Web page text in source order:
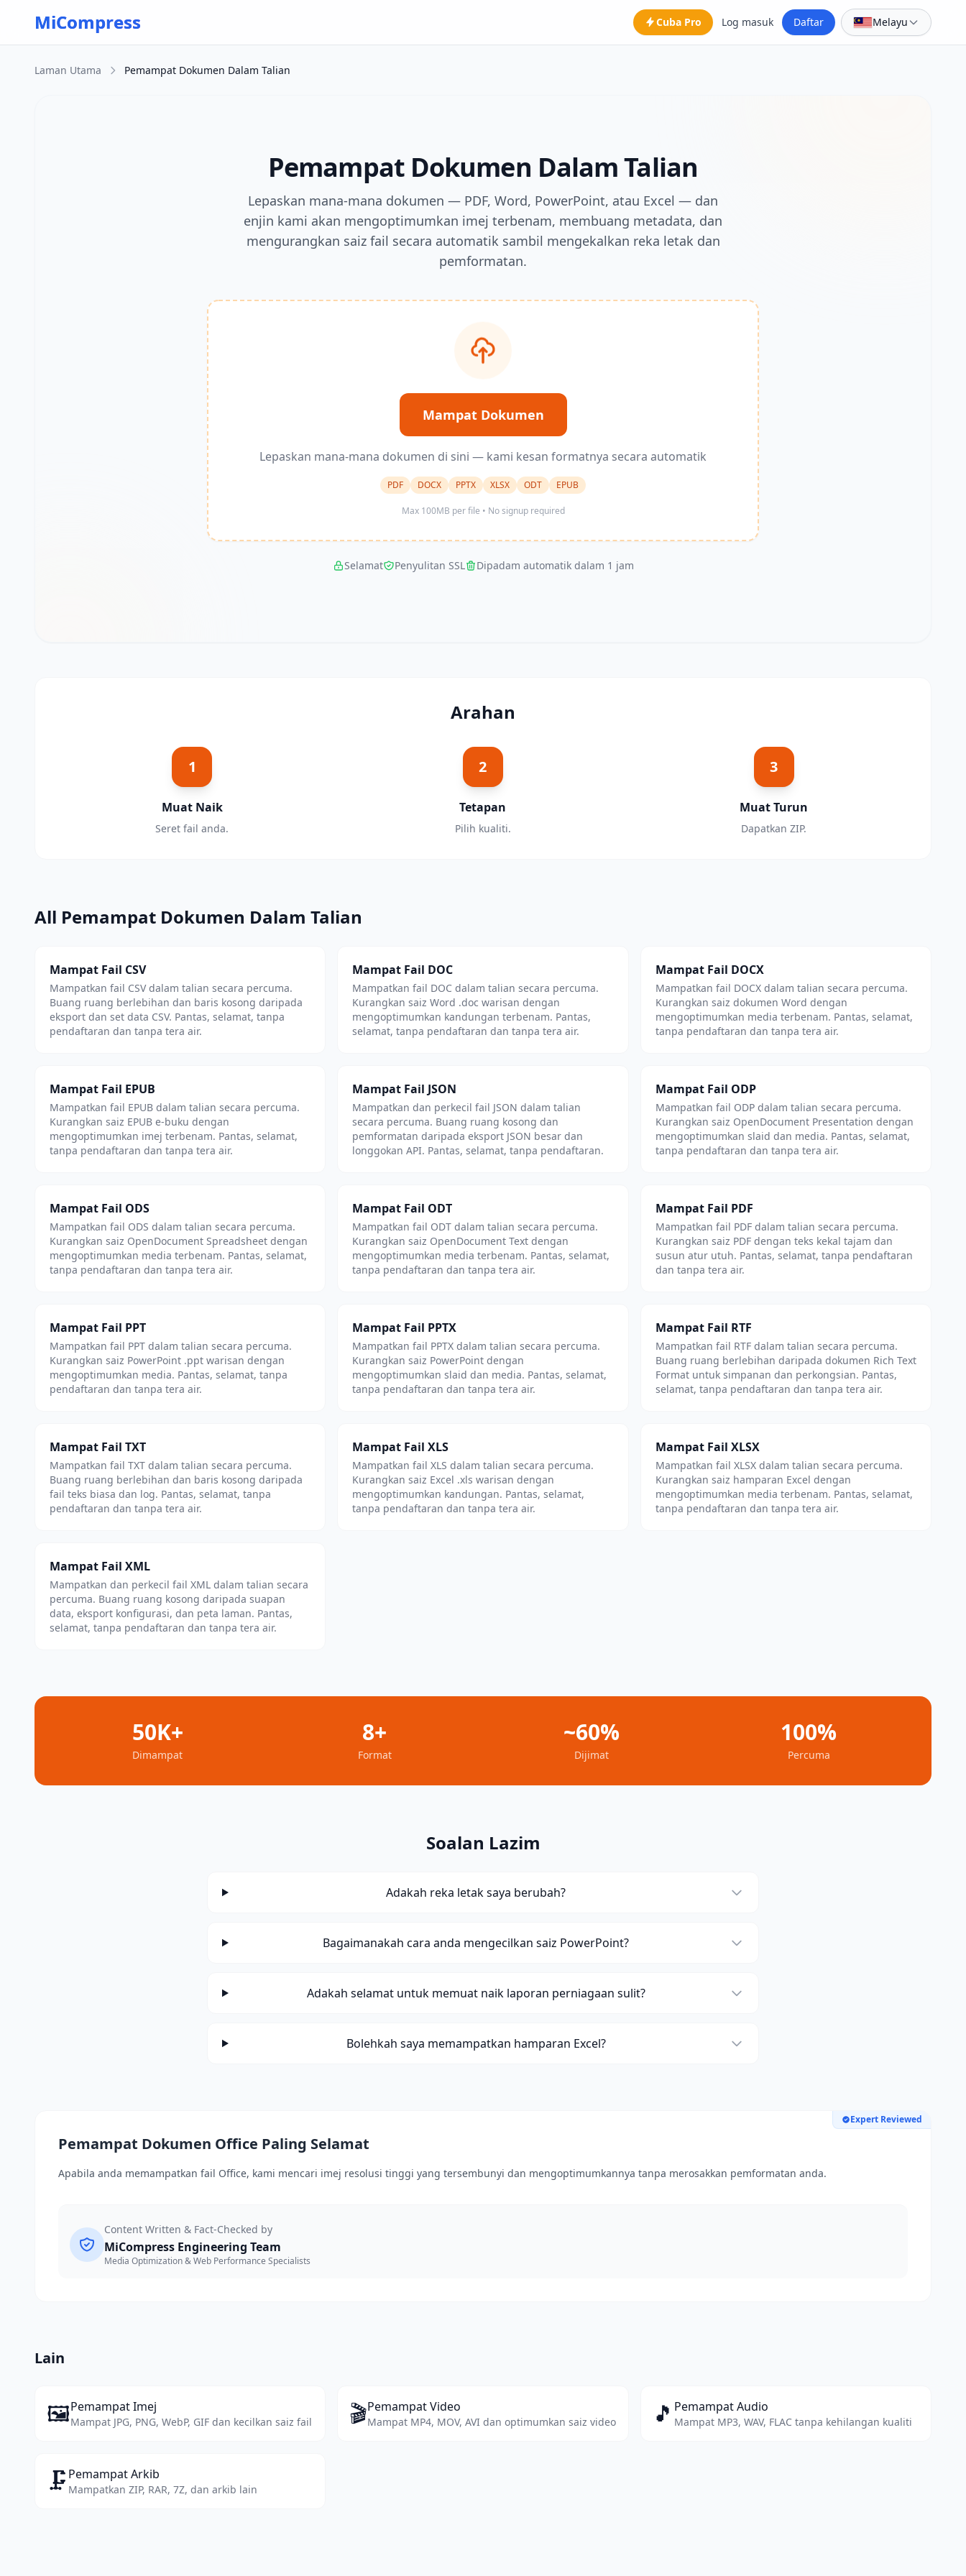
Skip to main content
MiCompress Cuba Pro Log masuk Daftar Melayu
Laman Utama Pemampat Dokumen Dalam Talian
Pemampat Dokumen Dalam Talian
Lepaskan mana-mana dokumen — PDF, Word, PowerPoint, atau Excel — dan
enjin kami akan mengoptimumkan imej terbenam, membuang metadata, dan
mengurangkan saiz fail secara automatik sambil mengekalkan reka letak dan
pemformatan.
Mampat Dokumen
Lepaskan mana-mana dokumen di sini — kami kesan formatnya secara automatik
PDF DOCX PPTX XLSX ODT EPUB
Max 100MB per file • No signup required
Selamat Penyulitan SSL Dipadam automatik dalam 1 jam
Arahan
1
Muat Naik
Seret fail anda.
2
Tetapan
Pilih kualiti.
3
Muat Turun
Dapatkan ZIP.
All Pemampat Dokumen Dalam Talian
Mampat Fail CSV
Mampatkan fail CSV dalam talian secara percuma.
Buang ruang berlebihan dan baris kosong daripada
eksport dan set data CSV. Pantas, selamat, tanpa
pendaftaran dan tanpa tera air.
Mampat Fail DOC
Mampatkan fail DOC dalam talian secara percuma.
Kurangkan saiz Word .doc warisan dengan
mengoptimumkan kandungan terbenam. Pantas,
selamat, tanpa pendaftaran dan tanpa tera air.
Mampat Fail DOCX
Mampatkan fail DOCX dalam talian secara percuma.
Kurangkan saiz dokumen Word dengan
mengoptimumkan media terbenam. Pantas, selamat,
tanpa pendaftaran dan tanpa tera air.
Mampat Fail EPUB
Mampatkan fail EPUB dalam talian secara percuma.
Kurangkan saiz EPUB e-buku dengan
mengoptimumkan imej terbenam. Pantas, selamat,
tanpa pendaftaran dan tanpa tera air.
Mampat Fail JSON
Mampatkan dan perkecil fail JSON dalam talian
secara percuma. Buang ruang kosong dan
pemformatan daripada eksport JSON besar dan
longgokan API. Pantas, selamat, tanpa pendaftaran.
Mampat Fail ODP
Mampatkan fail ODP dalam talian secara percuma.
Kurangkan saiz OpenDocument Presentation dengan
mengoptimumkan slaid dan media. Pantas, selamat,
tanpa pendaftaran dan tanpa tera air.
Mampat Fail ODS
Mampatkan fail ODS dalam talian secara percuma.
Kurangkan saiz OpenDocument Spreadsheet dengan
mengoptimumkan media terbenam. Pantas, selamat,
tanpa pendaftaran dan tanpa tera air.
Mampat Fail ODT
Mampatkan fail ODT dalam talian secara percuma.
Kurangkan saiz OpenDocument Text dengan
mengoptimumkan media terbenam. Pantas, selamat,
tanpa pendaftaran dan tanpa tera air.
Mampat Fail PDF
Mampatkan fail PDF dalam talian secara percuma.
Kurangkan saiz PDF dengan teks kekal tajam dan
susun atur utuh. Pantas, selamat, tanpa pendaftaran
dan tanpa tera air.
Mampat Fail PPT
Mampatkan fail PPT dalam talian secara percuma.
Kurangkan saiz PowerPoint .ppt warisan dengan
mengoptimumkan media. Pantas, selamat, tanpa
pendaftaran dan tanpa tera air.
Mampat Fail PPTX
Mampatkan fail PPTX dalam talian secara percuma.
Kurangkan saiz PowerPoint dengan
mengoptimumkan slaid dan media. Pantas, selamat,
tanpa pendaftaran dan tanpa tera air.
Mampat Fail RTF
Mampatkan fail RTF dalam talian secara percuma.
Buang ruang berlebihan daripada dokumen Rich Text
Format untuk simpanan dan perkongsian. Pantas,
selamat, tanpa pendaftaran dan tanpa tera air.
Mampat Fail TXT
Mampatkan fail TXT dalam talian secara percuma.
Buang ruang berlebihan dan baris kosong daripada
fail teks biasa dan log. Pantas, selamat, tanpa
pendaftaran dan tanpa tera air.
Mampat Fail XLS
Mampatkan fail XLS dalam talian secara percuma.
Kurangkan saiz Excel .xls warisan dengan
mengoptimumkan kandungan. Pantas, selamat,
tanpa pendaftaran dan tanpa tera air.
Mampat Fail XLSX
Mampatkan fail XLSX dalam talian secara percuma.
Kurangkan saiz hamparan Excel dengan
mengoptimumkan media terbenam. Pantas, selamat,
tanpa pendaftaran dan tanpa tera air.
Mampat Fail XML
Mampatkan dan perkecil fail XML dalam talian secara
percuma. Buang ruang kosong daripada suapan
data, eksport konfigurasi, dan peta laman. Pantas,
selamat, tanpa pendaftaran dan tanpa tera air.
50K+
Dimampat
8+
Format
~60%
Dijimat
100%
Percuma
Soalan Lazim
Adakah reka letak saya berubah?
Bagaimanakah cara anda mengecilkan saiz PowerPoint?
Adakah selamat untuk memuat naik laporan perniagaan sulit?
Bolehkah saya memampatkan hamparan Excel?
Expert Reviewed
Pemampat Dokumen Office Paling Selamat
Apabila anda memampatkan fail Office, kami mencari imej resolusi tinggi yang tersembunyi dan mengoptimumkannya tanpa merosakkan pemformatan anda.
Content Written & Fact-Checked by
MiCompress Engineering Team
Media Optimization & Web Performance Specialists
Lain
🖼️Pemampat Imej
Mampat JPG, PNG, WebP, GIF dan kecilkan saiz fail 🎬Pemampat Video
Mampat MP4, MOV, AVI dan optimumkan saiz video 🎵 Pemampat Audio
Mampat MP3, WAV, FLAC tanpa kehilangan kualiti
🗜️ Pemampat Arkib
Mampatkan ZIP, RAR, 7Z, dan arkib lain